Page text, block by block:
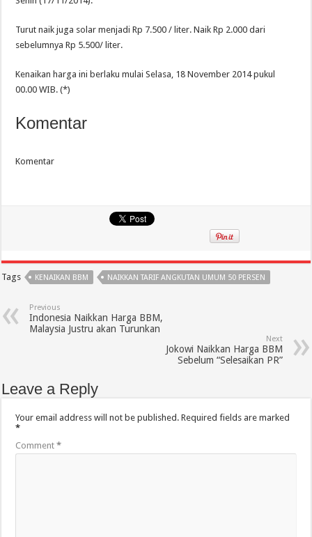
Turut naik juga solar menjadi Rp 7.500 / liter. Naik Rp 2.000 dari
sebelumnya Rp 5.500/ liter.
Kenaikan harga ini berlaku mulai Selasa, 18 November 2014 pukul
00.00 WIB. (*)
Komentar
Komentar
Tags KENAIKAN BBM NAIKKAN TARIF ANGKUTAN UMUM 50 PERSEN
Previous
Indonesia Naikkan Harga BBM,
Malaysia Justru akan Turunkan
Next
Jokowi Naikkan Harga BBM
Sebelum “Selesaikan PR”
Leave a Reply
Your email address will not be published. Required fields are marked
*
Comment*